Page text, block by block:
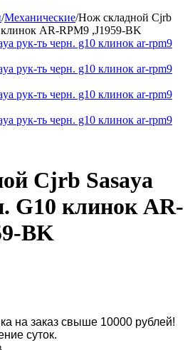
/Механические/Нож складной Cjrb
клинок AR-RPM9 ,J1959-BK
Cjrb Sasaya
G10 клинок AR-
BK
на заказ свыше 10000 рублей!
суток.